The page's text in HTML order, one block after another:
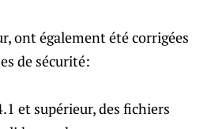
ont également été corrigées
de sécurité:
et supérieur, des fichiers